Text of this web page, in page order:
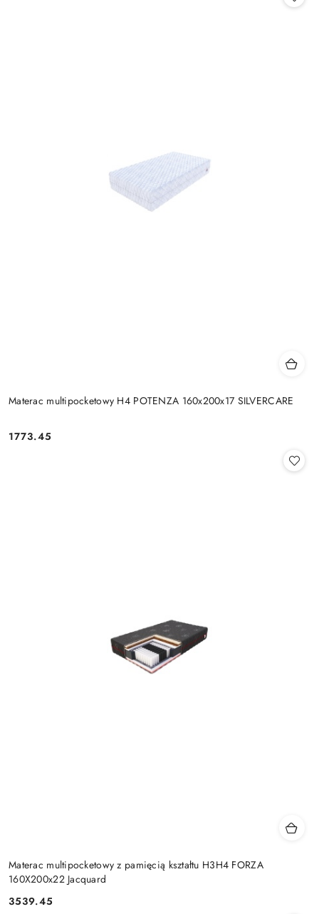
Materac multipocketowy H4 POTENZA 160x200x17 SILVERCARE
Cena:
1773.45
Materac multipocketowy z pamięcią kształtu H3H4 FORZA
160X200x22 Jacquard
Cena:
3539.45